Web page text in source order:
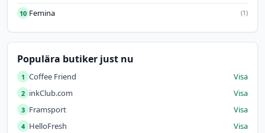
10 Femina (1)
Populära butiker just nu
1 Coffee Friend Visa
2 inkClub.com Visa
3 Framsport Visa
4 HelloFresh Visa